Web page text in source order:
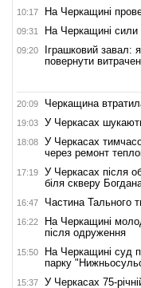
10:17 На Черкащині
09:31 На Черкащині сили
09:20
Іграшковий завал:
повернути
20:09 Черкащина
19:03 У Черкасах
18:08
У Черкасах
через ремонт
17:19
У Черкасах після
біля скверу
16:47 Частина Тального
16:22
На Черкащині
після одруження
15:50
На Черкащині суд
парку
15:37
У Черкасах 75-